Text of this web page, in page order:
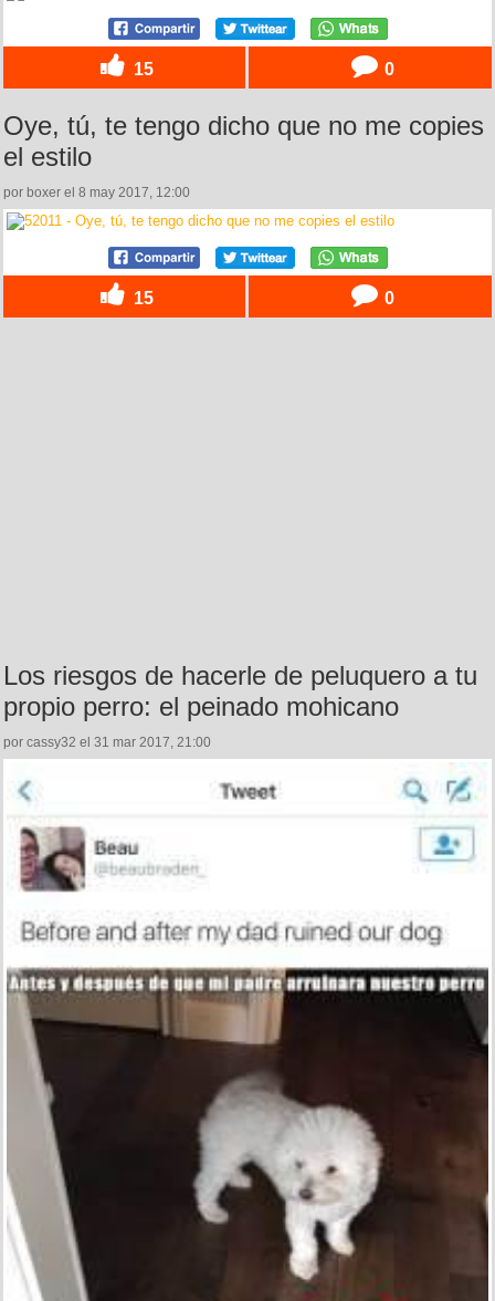
15 0
Oye, tú, te tengo dicho que no me copies
el estilo
por boxer el 8 may 2017, 12:00
15 0
Los riesgos de hacerle de peluquero a tu
propio perro: el peinado mohicano
por cassy32 el 31 mar 2017, 21:00